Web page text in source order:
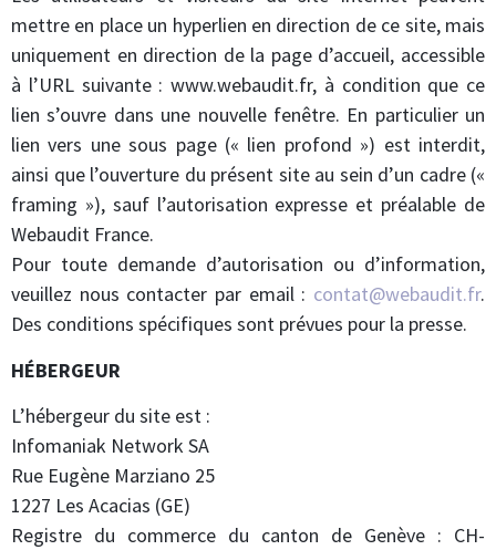
mettre en place un hyperlien en direction de ce site, mais
uniquement en direction de la page d’accueil, accessible
à l’URL suivante : www.webaudit.fr, à condition que ce
lien s’ouvre dans une nouvelle fenêtre. En particulier un
lien vers une sous page (« lien profond ») est interdit,
ainsi que l’ouverture du présent site au sein d’un cadre («
framing »), sauf l’autorisation expresse et préalable de
Webaudit France.
Pour toute demande d’autorisation ou d’information,
veuillez nous contacter par email : contat@webaudit.fr.
Des conditions spécifiques sont prévues pour la presse.
HÉBERGEUR
L’hébergeur du site est :
Infomaniak Network SA
Rue Eugène Marziano 25
1227 Les Acacias (GE)
Registre du commerce du canton de Genève : CH-